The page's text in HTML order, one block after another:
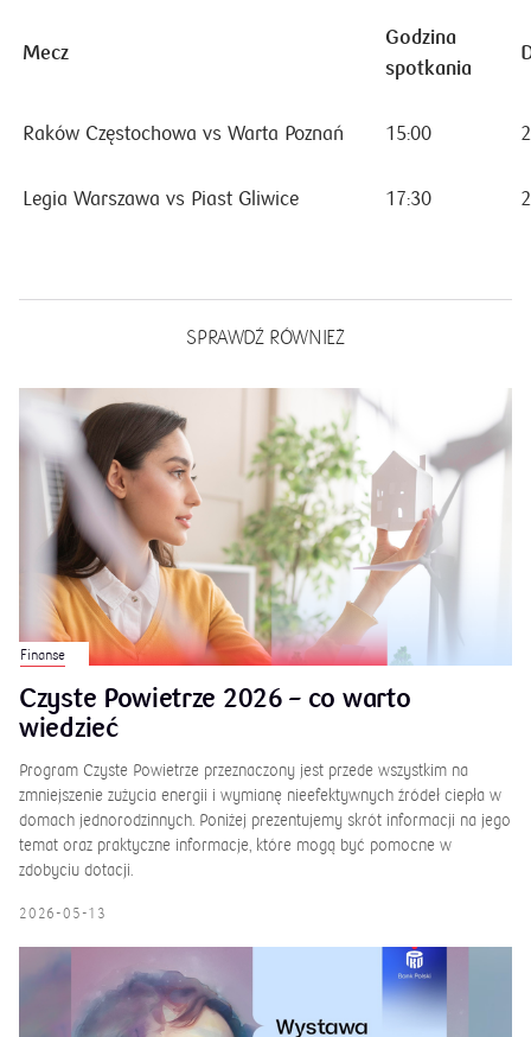
Mecz
Godzina
spotkania
Raków Częstochowa vs Warta Poznań 15:00
Legia Warszawa vs Piast Gliwice 17:30
SPRAWDŹ RÓWNIEŻ
Finanse
Czyste Powietrze 2026 – co warto
wiedzieć
Program Czyste Powietrze przeznaczony jest przede wszystkim na
zmniejszenie zużycia energii i wymianę nieefektywnych źródeł ciepła w
domach jednorodzinnych. Poniżej prezentujemy skrót informacji na jego
temat oraz praktyczne informacje, które mogą być pomocne w
zdobyciu dotacji.
2026-05-13